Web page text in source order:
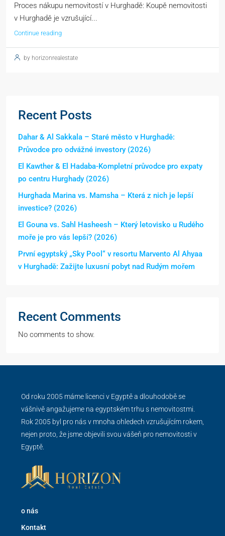
Proces nákupu nemovitostí v Hurghadě: Koupě nemovitosti
v Hurghadě je vzrušující...
Continue reading
by horizonrealestate
Recent Posts
Dahar & Al Sakkala – Staré město v Hurghadě:
Průvodce pro odvážné investory (2026)
El Kawther & El Hadaba-Kompletní průvodce pro expaty
po centru Hurghady (2026)
Hurghada Marina vs. Mamsha – Která z nich je lepší
investice? (2026)
El Gouna vs. Sahl Hasheesh – Který letovisko u Rudého
moře je pro vás lepší? (2026)
První egyptský „Sky Pool“ v resortu Marvento Al Ahyaa
v Hurghadě: Zažijte luxusní pobyt nad Rudým mořem
Recent Comments
No comments to show.
Od roku 2005 máme licenci v Egyptě a dlouhodobě se
vášnivě angažujeme na egyptském trhu s nemovitostmi.
Rok 2005 byl pro nás v mnoha ohledech vzrušujícím rokem,
nejen proto, že jsme objevili svou vášeň pro nemovitosti v
Egyptě.
o nás
Kontakt